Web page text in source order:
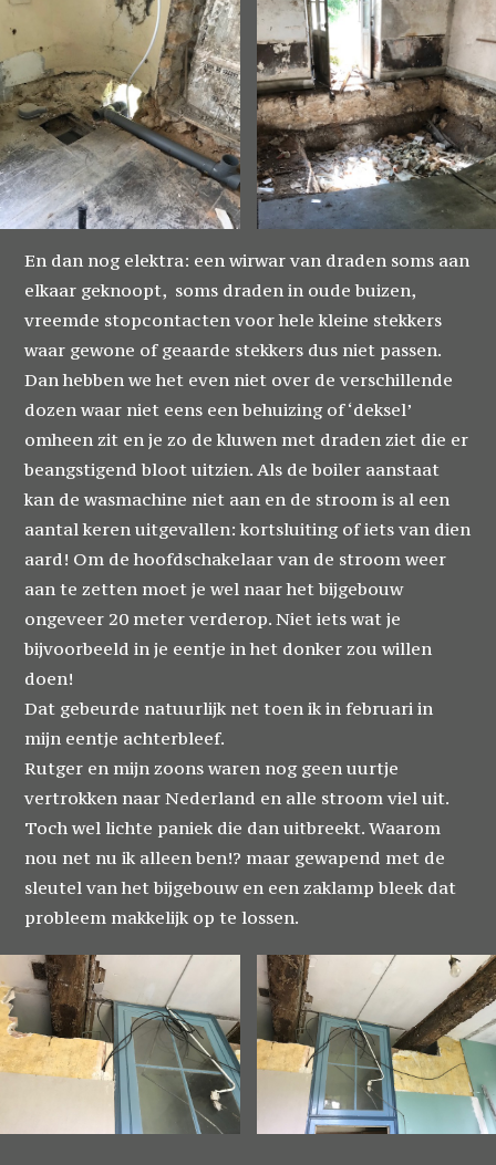
En dan nog elektra: een wirwar van draden soms aan
elkaar geknoopt, soms draden in oude buizen,
vreemde stopcontacten voor hele kleine stekkers
waar gewone of geaarde stekkers dus niet passen.
Dan hebben we het even niet over de verschillende
dozen waar niet eens een behuizing of ‘deksel’
omheen zit en je zo de kluwen met draden ziet die er
beangstigend bloot uitzien. Als de boiler aanstaat
kan de wasmachine niet aan en de stroom is al een
aantal keren uitgevallen: kortsluiting of iets van dien
aard! Om de hoofdschakelaar van de stroom weer
aan te zetten moet je wel naar het bijgebouw
ongeveer 20 meter verderop. Niet iets wat je
bijvoorbeeld in je eentje in het donker zou willen
doen!
Dat gebeurde natuurlijk net toen ik in februari in
mijn eentje achterbleef.
Rutger en mijn zoons waren nog geen uurtje
vertrokken naar Nederland en alle stroom viel uit.
Toch wel lichte paniek die dan uitbreekt. Waarom
nou net nu ik alleen ben!? maar gewapend met de
sleutel van het bijgebouw en een zaklamp bleek dat
probleem makkelijk op te lossen.